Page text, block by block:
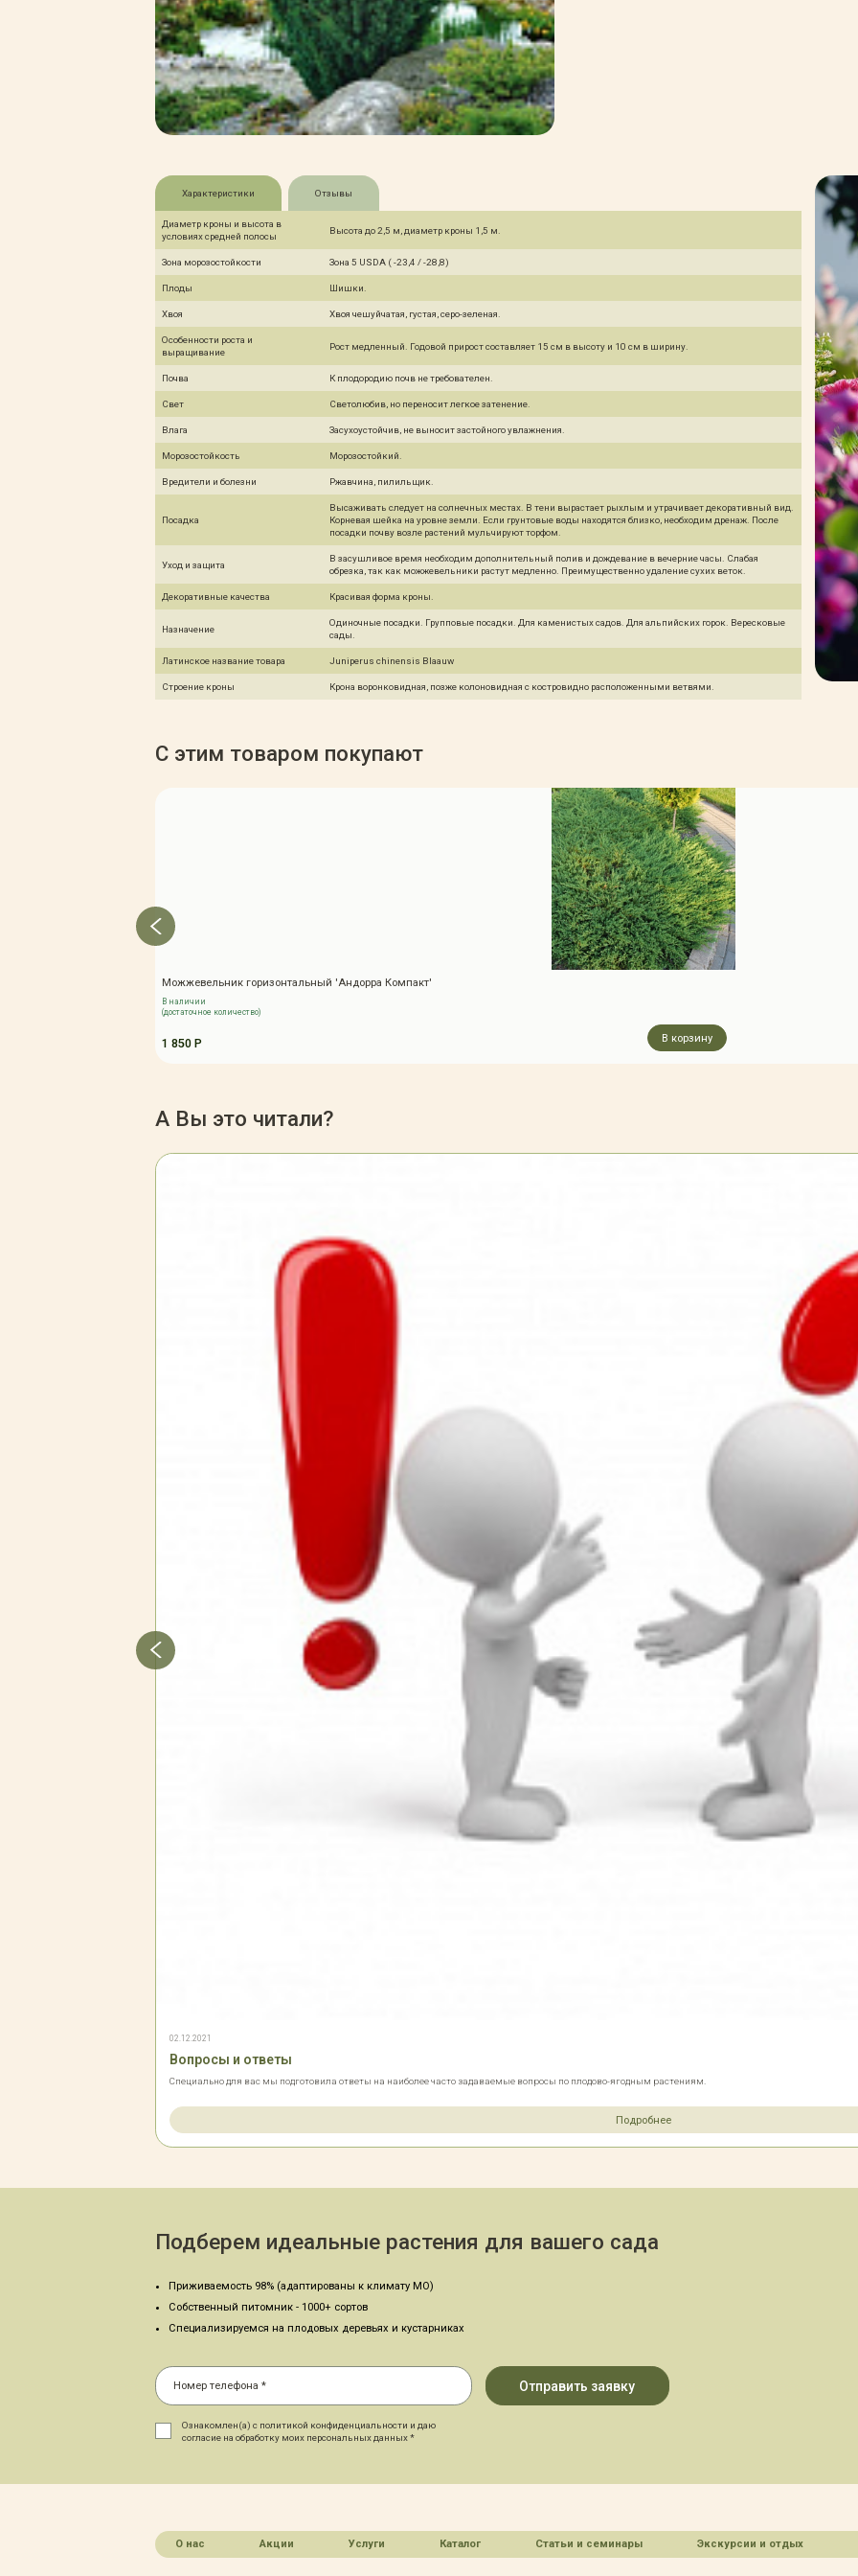
Характеристики Отзывы
Диаметр кроны и высота в
условиях средней полосы
Высота до 2,5 м, диаметр кроны 1,5 м.
Зона морозостойкости Зона 5 USDA ( -23,4 / -28,8)
Плоды Шишки.
Хвоя Хвоя чешуйчатая, густая, серо-зеленая.
Особенности роста и
выращивание
Рост медленный. Годовой прирост составляет 15 см в высоту и 10 см в ширину.
Почва К плодородию почв не требователен.
Свет Светолюбив, но переносит легкое затенение.
Влага Засухоустойчив, не выносит застойного увлажнения.
Морозостойкость Морозостойкий.
Вредители и болезни Ржавчина, пилильщик.
Посадка
Высаживать следует на солнечных местах. В тени вырастает рыхлым и утрачивает декоративный вид.
Корневая шейка на уровне земли. Если грунтовые воды находятся близко, необходим дренаж. После
посадки почву возле растений мульчируют торфом.
Уход и защита
В засушливое время необходим дополнительный полив и дождевание в вечерние часы. Слабая
обрезка, так как можжевельники растут медленно. Преимущественно удаление сухих веток.
Декоративные качества Красивая форма кроны.
Назначение
Одиночные посадки. Групповые посадки. Для каменистых садов. Для альпийских горок. Вересковые
сады.
Латинское название товара Juniperus chinensis Blaauw
Строение кроны Крона воронковидная, позже колоновидная с костровидно расположенными ветвями.
С этим товаром покупают
Можжевельник горизонтальный 'Андорра Компакт'
В наличии
(достаточное количество)
1 850 Р В корзину
А Вы это читали?
02.12.2021
Вопросы и ответы
Специально для вас мы подготовила ответы на наиболее часто задаваемые вопросы по плодово-ягодным растениям.
Подробнее
Подберем идеальные растения для вашего сада
Приживаемость 98% (адаптированы к климату МО)
Собственный питомник - 1000+ сортов
Специализируемся на плодовых деревьях и кустарниках
Ознакомлен(а) с политикой конфиденциальности и даю
согласие на обработку моих персональных данных *
О нас Акции Услуги Каталог Статьи и семинары Экскурсии и отдых